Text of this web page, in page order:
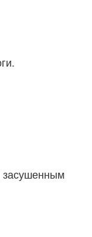
засушенным